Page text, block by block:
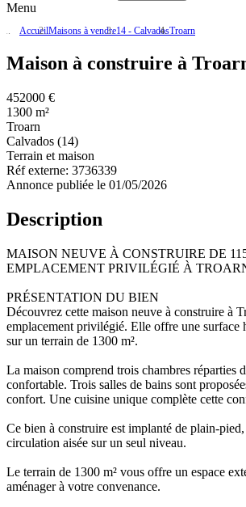
Menu
AccueilMaisons à vendre14 - CalvadosTroarn
Maison à construire à
452000 €
1300 m²
Troarn
Calvados (14)
Terrain et maison
Réf externe: 3736339
Annonce publiée le 01/05/2026
Description
MAISON NEUVE À CONSTRUIRE DE
EMPLACEMENT PRIVILÉGIÉ À
PRÉSENTATION DU BIEN
Découvrez cette maison neuve à construire à
emplacement privilégié. Elle offre une surface
sur un terrain de 1300 m².
La maison comprend trois chambres réparties
confortable. Trois salles de bains sont
confort. Une cuisine unique complète cette
Ce bien à construire est implanté de plain-
circulation aisée sur un seul niveau.
Le terrain de 1300 m² vous offre un espace
aménager à votre convenance.